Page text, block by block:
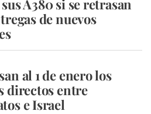
A380 si se retrasan
de nuevos
al 1 de enero los
directos entre
e Israel